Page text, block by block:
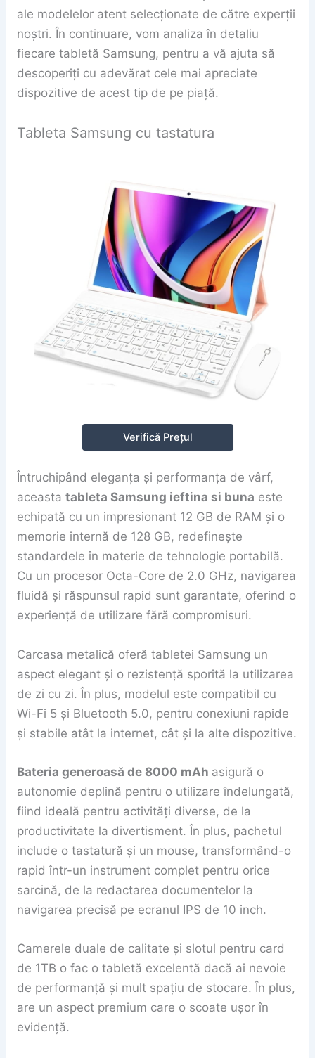
ale modelelor atent selecționate de către experții
noștri. În continuare, vom analiza în detaliu
fiecare tabletă Samsung, pentru a vă ajuta să
descoperiți cu adevărat cele mai apreciate
dispozitive de acest tip de pe piață.
Tableta Samsung cu tastatura
Verifică Prețul
Întruchipând eleganța și performanța de vârf,
aceasta tableta Samsung ieftina si buna este
echipată cu un impresionant 12 GB de RAM și o
memorie internă de 128 GB, redefinește
standardele în materie de tehnologie portabilă.
Cu un procesor Octa-Core de 2.0 GHz, navigarea
fluidă și răspunsul rapid sunt garantate, oferind o
experiență de utilizare fără compromisuri.
Carcasa metalică oferă tabletei Samsung un
aspect elegant și o rezistență sporită la utilizarea
de zi cu zi. În plus, modelul este compatibil cu
Wi-Fi 5 și Bluetooth 5.0, pentru conexiuni rapide
și stabile atât la internet, cât și la alte dispozitive.
Bateria generoasă de 8000 mAh asigură o
autonomie deplină pentru o utilizare îndelungată,
fiind ideală pentru activități diverse, de la
productivitate la divertisment. În plus, pachetul
include o tastatură și un mouse, transformând-o
rapid într-un instrument complet pentru orice
sarcină, de la redactarea documentelor la
navigarea precisă pe ecranul IPS de 10 inch.
Camerele duale de calitate și slotul pentru card
de 1TB o fac o tabletă excelentă dacă ai nevoie
de performanță și mult spațiu de stocare. În plus,
are un aspect premium care o scoate ușor în
evidență.